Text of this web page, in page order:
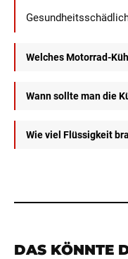
Welches Motorrad-
Das Radiator Liquid
Wann sollte man die
Wir empfehlen, die
Wie viel Flüssigkeit
DAS KÖNNTE